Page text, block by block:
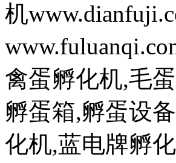
机
禽蛋孵化机,毛
孵蛋箱,孵蛋设
化机,蓝电牌孵